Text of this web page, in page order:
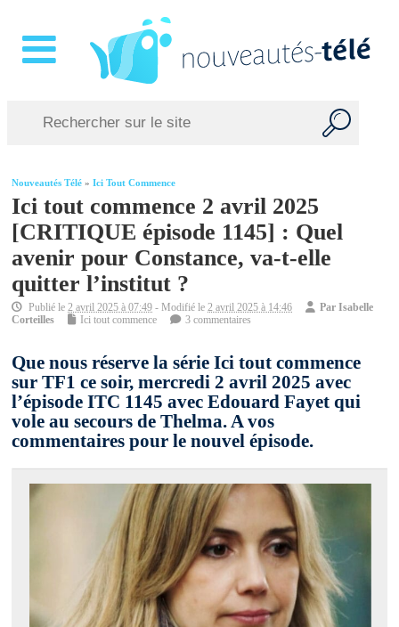
Nouveautés Télé »Ici Tout Commence
Ici tout commence 2 avril 2025
[CRITIQUE épisode 1145] : Quel
avenir pour Constance, va-t-elle
quitter l’institut ?
Publié le2 avril 2025 à 07:49 - Modifié le2 avril 2025 à 14:46 ParIsabelle
Corteilles
Ici tout commence 3 commentaires
Que nous réserve la série Ici tout commence
sur TF1 ce soir, mercredi 2 avril 2025 avec
l’épisode ITC 1145 avec Edouard Fayet qui
vole au secours de Thelma. A vos
commentaires pour le nouvel épisode.